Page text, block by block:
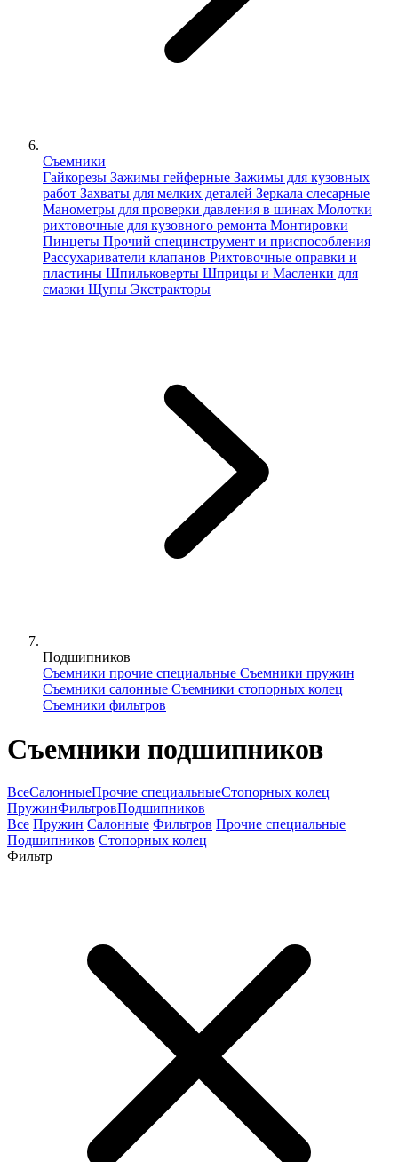
Съемники
Гайкорезы Зажимы гейферные Зажимы для кузовных
работ Захваты для мелких деталей Зеркала слесарные
Манометры для проверки давления в шинах Молотки
рихтовочные для кузовного ремонта Монтировки
Пинцеты Прочий специнструмент и приспособления
Рассухариватели клапанов Рихтовочные оправки и
пластины Шпильковерты Шприцы и Масленки для
смазки Щупы Экстракторы
Подшипников
Съемники прочие специальные Съемники пружин
Съемники салонные Съемники стопорных колец
Съемники фильтров
Съемники подшипников
ВсеСалонныеПрочие специальныеСтопорных колец
ПружинФильтровПодшипников
Все Пружин Салонные Фильтров Прочие специальные
Подшипников Стопорных колец
Фильтр